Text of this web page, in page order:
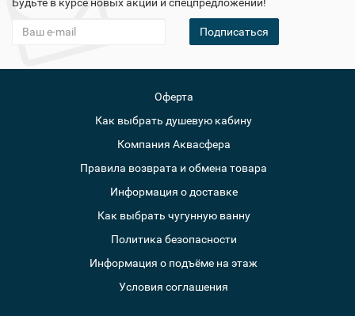
Подписаться
Оферта
Как выбрать душевую кабину
Компания Аквасфера
Правила возврата и обмена товара
Информация о доставке
Как выбрать чугунную ванну
Политика безопасности
Информация о подъёме на этаж
Условия соглашения